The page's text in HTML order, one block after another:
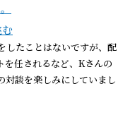
したことはないですが、配
を任されるなど、Kさんの
対談を楽しみにしていまし